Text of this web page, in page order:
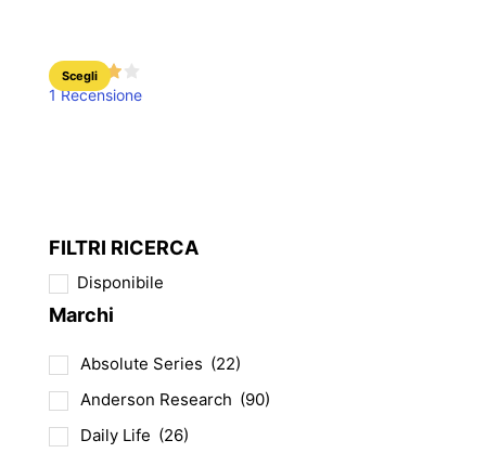
1 Recensione
Scegli
Questo
prodotto
opzioni
essere
scelte
pagina
del
prodotto
FILTRI RICERCA
Disponibile
Marchi
Absolute Series (22)
Anderson Research (90)
Daily Life (26)